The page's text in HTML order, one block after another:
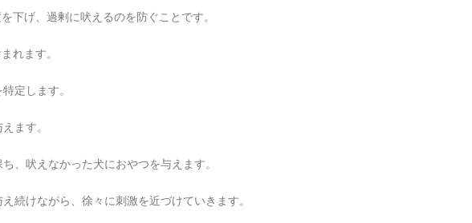
下げ、過剰に吠えるのを防ぐことです。
れます。
定します。
ます。
、吠えなかった犬におやつを与えます。
続けながら、徐々に刺激を近づけていきます。